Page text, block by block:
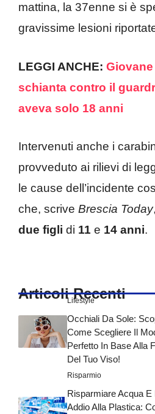
mattina, la 37enne si è
gravissime lesioni
LEGGI ANCHE:
schianta contro il
aveva solo 18 anni
Intervenuti anche i
provveduto ai rilievi di
le cause dell’incidente
che, scrive Brescia Today
due figli di 11 e 14 anni.
Articoli Recenti
Lifestyle
Occhiali Da Sole:
Come Scegliere Il
Perfetto In Base Alla
Del Tuo Viso!
Risparmio
Risparmiare Acqua E
Addio Alla Plastica: